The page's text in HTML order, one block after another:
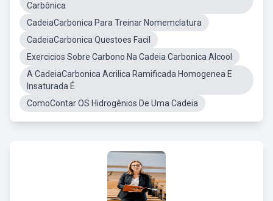
Carbônica
CadeiaCarbonica Para Treinar Nomemclatura
CadeiaCarbonica Questoes Facil
Exercicios Sobre Carbono Na Cadeia Carbonica Alcool
A CadeiaCarbonica Acrilica Ramificada Homogenea E
Insaturada É
ComoContar OS Hidrogênios De Uma Cadeia